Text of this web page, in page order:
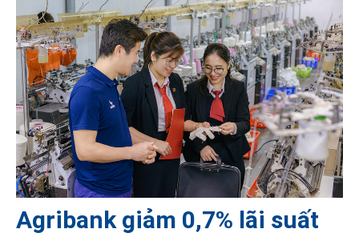
Agribank giảm 0,7% lãi suất